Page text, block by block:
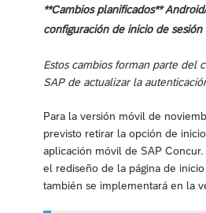
**Cambios planificados**
configuración de inicio de sesión
Estos cambios forman parte del
SAP de actualizar la
Para la versión móvil de
previsto retirar la opción de
aplicación móvil de SAP
el rediseño de la página de
también se implementará en la